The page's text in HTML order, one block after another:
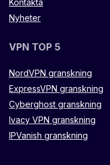
Kontakta
Nyheter
VPN TOP 5
NordVPN granskning
ExpressVPN granskning
Cyberghost granskning
Ivacy VPN granskning
IPVanish granskning